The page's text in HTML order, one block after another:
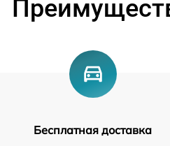
Бесплатная доставка